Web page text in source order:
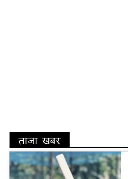
ताज़ा खबर